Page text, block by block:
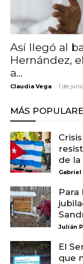
Así llegó al
Hernández,
a...
Claudia Vega - 1 de
MÁS
de la
Gabriel
Para
Julián
El
que